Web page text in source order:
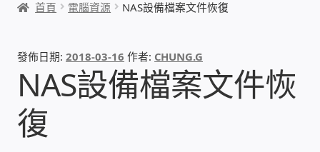
本站文章導覽
本站AI文字客服
創辦人:林慶忠
首頁 電腦資源 NAS設備檔案文件恢復
發佈日期:2018-03-16 作者: CHUNG.G
NAS設備檔案文件恢
復